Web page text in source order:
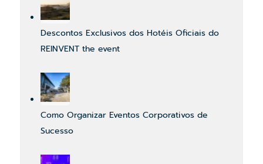
Descontos Exclusivos dos Hotéis Oficiais do
REINVENT the event
Como Organizar Eventos Corporativos de
Sucesso